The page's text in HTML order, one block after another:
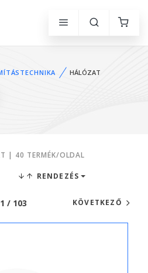
HÁLÓZAT
| 40 TERMÉK/OLDAL
RENDEZÉS
1 / 103 KÖVETKEZŐ